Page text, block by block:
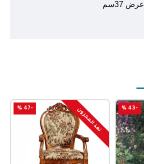
-43 %
-47 % نفذ المخزون